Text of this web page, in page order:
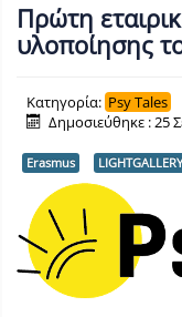
Πρώτη
υλοποίησης
Κατηγορία: Psy Tales
Δημοσιεύθηκε : 25
Erasmus LIGHTGALLERY